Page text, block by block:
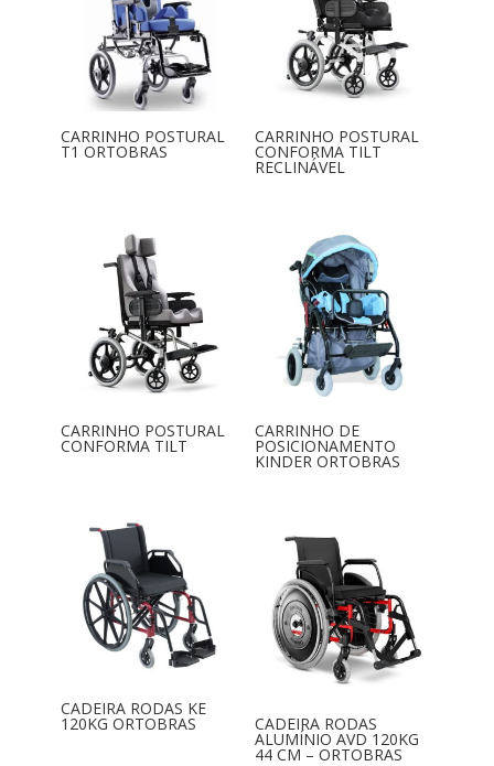
CARRINHO POSTURAL
T1 ORTOBRAS
CARRINHO POSTURAL
CONFORMA TILT
RECLINÁVEL
CARRINHO POSTURAL
CONFORMA TILT
CARRINHO DE
POSICIONAMENTO
KINDER ORTOBRAS
CADEIRA RODAS KE
120KG ORTOBRAS CADEIRA RODAS
ALUMÍNIO AVD 120KG
44 CM – ORTOBRAS